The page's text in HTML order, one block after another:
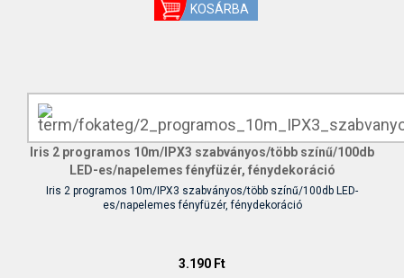
Iris 2 programos 10m/IPX3 szabványos/több színű/100db
LED-es/napelemes fényfüzér, fénydekoráció
Iris 2 programos 10m/IPX3 szabványos/több színű/100db LED-
es/napelemes fényfüzér, fénydekoráció
3.190 Ft